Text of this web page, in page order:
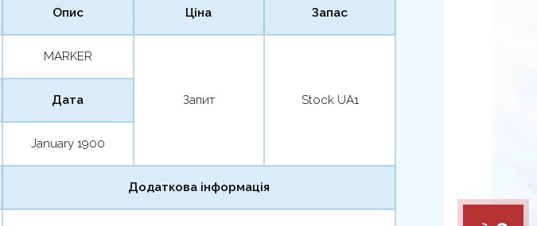
Опис
MARKER
Ціна
Запит
Запас
Stock UA1
Дата
January 1900
Додаткова інформація